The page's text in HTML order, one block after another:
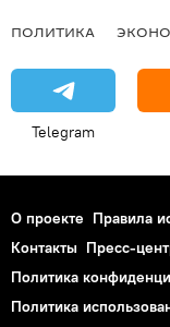
ПОЛИТИКА
Telegram
О проекте Правила
Контакты Пресс-
Политика
Политика